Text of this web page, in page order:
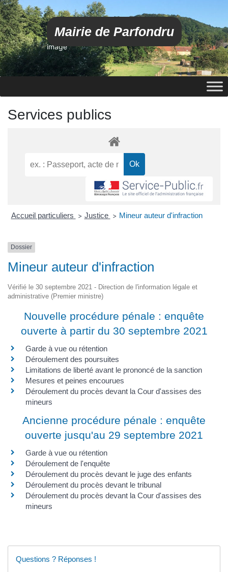
Mairie de Parfondru
image
Services publics
Accueil particuliers > Justice > Mineur auteur d'infraction
Dossier
Mineur auteur d'infraction
Vérifié le 30 septembre 2021 - Direction de l'information légale et
administrative (Premier ministre)
Nouvelle procédure pénale : enquête
ouverte à partir du 30 septembre 2021
Garde à vue ou rétention
Déroulement des poursuites
Limitations de liberté avant le prononcé de la sanction
Mesures et peines encourues
Déroulement du procès devant la Cour d'assises des
mineurs
Ancienne procédure pénale : enquête
ouverte jusqu'au 29 septembre 2021
Garde à vue ou rétention
Déroulement de l'enquête
Déroulement du procès devant le juge des enfants
Déroulement du procès devant le tribunal
Déroulement du procès devant la Cour d'assises des
mineurs
Questions ? Réponses !